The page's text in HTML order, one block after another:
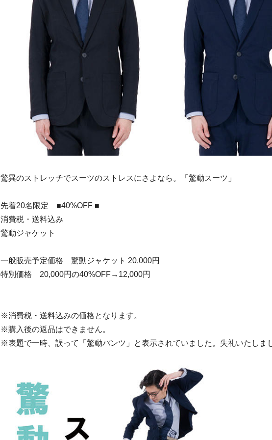
驚異のストレッチでスーツのストレスにさよなら。「驚動スーツ」
先着20名限定 ■40%OFF ■
消費税・送料込み
驚動ジャケット
一般販売予定価格 驚動ジャケット 20,000円
特別価格 20,000円の40%OFF→12,000円
※消費税・送料込みの価格となります。
※購入後の返品はできません。
※表題で一時、誤って「驚動パンツ」と表示されていました。失礼いたしま